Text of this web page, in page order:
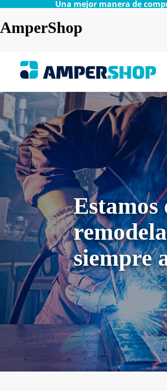
Una mejor manera de
AmperShop
Estamos
siempre